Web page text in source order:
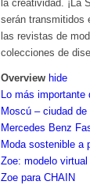
la creatividad. ¡La
serán transmitidos
las revistas de
colecciones de
Overview hide
Lo más importante
Moscú – ciudad
Mercedes Benz
Moda sostenible a
Zoe: modelo
Zoe para CHAIN